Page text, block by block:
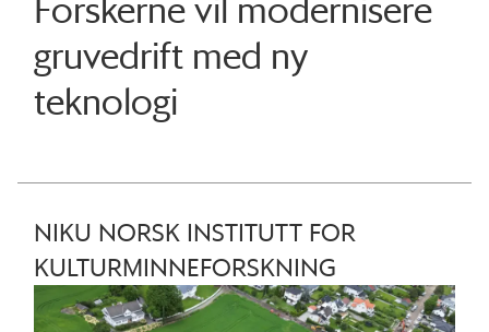
Forskerne vil modernisere
gruvedrift med ny
teknologi
NIKU NORSK INSTITUTT FOR
KULTURMINNEFORSKNING